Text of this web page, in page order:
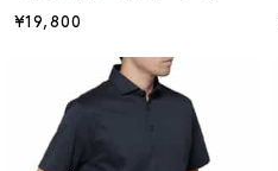
¥19,800